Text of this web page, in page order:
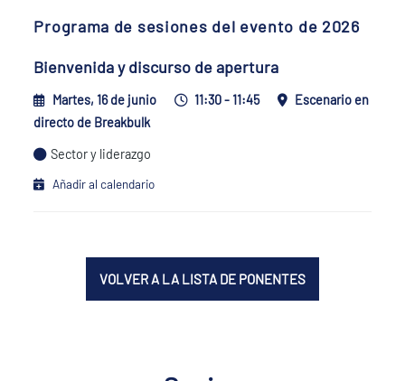
Programa de sesiones del evento de 2026
Bienvenida y discurso de apertura
Martes, 16 de junio 11:30 - 11:45
Escenario en
directo de Breakbulk
Sector y liderazgo
Añadir al calendario
VOLVER A LA LISTA DE PONENTES